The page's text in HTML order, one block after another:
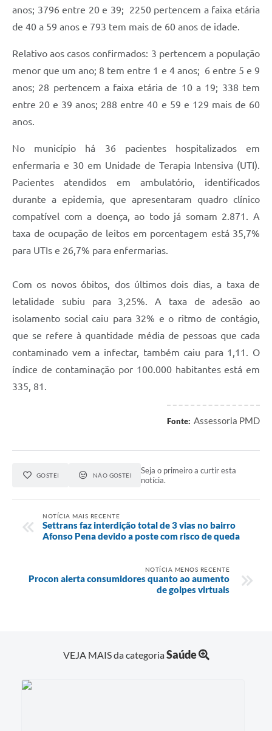
anos; 3796 entre 20 e 39; 2250 pertencem a faixa etária
de 40 a 59 anos e 793 tem mais de 60 anos de idade.
Relativo aos casos confirmados: 3 pertencem a população
menor que um ano; 8 tem entre 1 e 4 anos; 6 entre 5 e 9
anos; 28 pertencem a faixa etária de 10 a 19; 338 tem
entre 20 e 39 anos; 288 entre 40 e 59 e 129 mais de 60
anos.
No município há 36 pacientes hospitalizados em
enfermaria e 30 em Unidade de Terapia Intensiva (UTI).
Pacientes atendidos em ambulatório, identificados
durante a epidemia, que apresentaram quadro clínico
compatível com a doença, ao todo já somam 2.871. A
taxa de ocupação de leitos em porcentagem está 35,7%
para UTIs e 26,7% para enfermarias.
Com os novos óbitos, dos últimos dois dias, a taxa de
letalidade subiu para 3,25%. A taxa de adesão ao
isolamento social caiu para 32% e o ritmo de contágio,
que se refere à quantidade média de pessoas que cada
contaminado vem a infectar, também caiu para 1,11. O
índice de contaminação por 100.000 habitantes está em
335, 81.
Fonte: Assessoria PMD
GOSTEI NÃO GOSTEI
Seja o primeiro a curtir esta
notícia.
NOTÍCIA MAIS RECENTE
Settrans faz interdição total de 3 vias no bairro
Afonso Pena devido a poste com risco de queda
NOTÍCIA MENOS RECENTE
Procon alerta consumidores quanto ao aumento
de golpes virtuais
VEJA MAIS da categoriaSaúde